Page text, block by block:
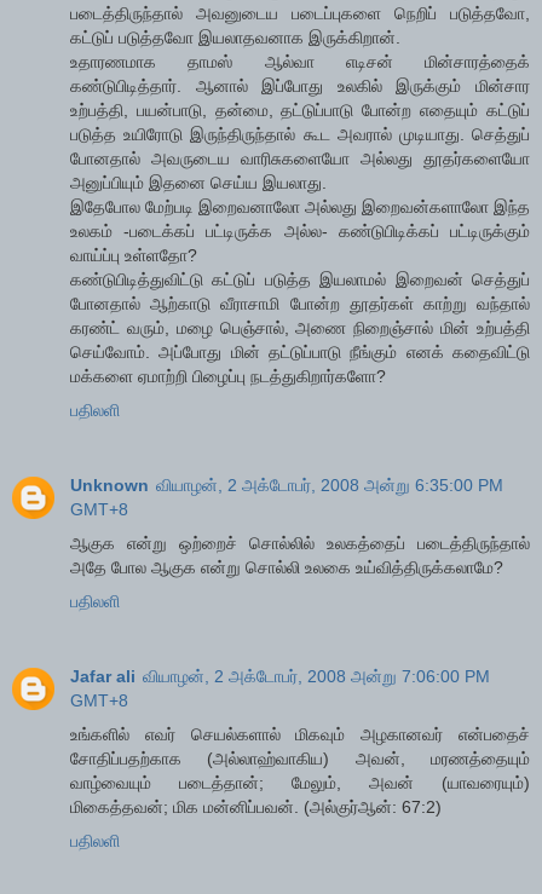
படைத்திருந்தால் அவனுடைய படைப்புகளை நெறிப் படுத்தவோ,
கட்டுப் படுத்தவோ இயலாதவனாக இருக்கிறான்.
உதாரணமாக தாமஸ் ஆல்வா எடிசன் மின்சாரத்தைக்
கண்டுபிடித்தார். ஆனால் இப்போது உலகில் இருக்கும் மின்சார
உற்பத்தி, பயன்பாடு, தன்மை, தட்டுப்பாடு போன்ற எதையும் கட்டுப்
படுத்த உயிரோடு இருந்திருந்தால் கூட அவரால் முடியாது. செத்துப்
போனதால் அவருடைய வாரிசுகளையோ அல்லது தூதர்களையோ
அனுப்பியும் இதனை செய்ய இயலாது.
இதேபோல மேற்படி இறைவனாலோ அல்லது இறைவன்களாலோ இந்த
உலகம் -படைக்கப் பட்டிருக்க அல்ல- கண்டுபிடிக்கப் பட்டிருக்கும்
வாய்ப்பு உள்ளதோ?
கண்டுபிடித்துவிட்டு கட்டுப் படுத்த இயலாமல் இறைவன் செத்துப்
போனதால் ஆற்காடு வீராசாமி போன்ற தூதர்கள் காற்று வந்தால்
கரண்ட் வரும், மழை பெஞ்சால், அணை நிறைஞ்சால் மின் உற்பத்தி
செய்வோம். அப்போது மின் தட்டுப்பாடு நீங்கும் எனக் கதைவிட்டு
மக்களை ஏமாற்றி பிழைப்பு நடத்துகிறார்களோ?
பதிலளி
Unknown வியாழன், 2 அக்டோபர், 2008 அன்று 6:35:00 PM
GMT+8
ஆகுக என்று ஒற்றைச் சொல்லில் உலகத்தைப் படைத்திருந்தால்
அதே போல ஆகுக என்று சொல்லி உலகை உய்வித்திருக்கலாமே?
பதிலளி
Jafar ali வியாழன், 2 அக்டோபர், 2008 அன்று 7:06:00 PM
GMT+8
உங்களில் எவர் செயல்களால் மிகவும் அழகானவர் என்பதைச்
சோதிப்பதற்காக (அல்லாஹ்வாகிய) அவன், மரணத்தையும்
வாழ்வையும் படைத்தான்; மேலும், அவன் (யாவரையும்)
மிகைத்தவன்; மிக மன்னிப்பவன். (அல்குர்ஆன்: 67:2)
பதிலளி